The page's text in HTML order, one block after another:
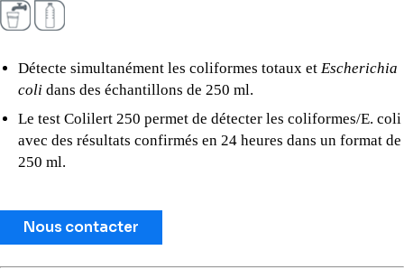
Détecte simultanément les coliformes totaux et Escherichia
coli dans des échantillons de 250 ml.
Le test Colilert 250 permet de détecter les coliformes/E. coli
avec des résultats confirmés en 24 heures dans un format de
250 ml.
Nous contacter